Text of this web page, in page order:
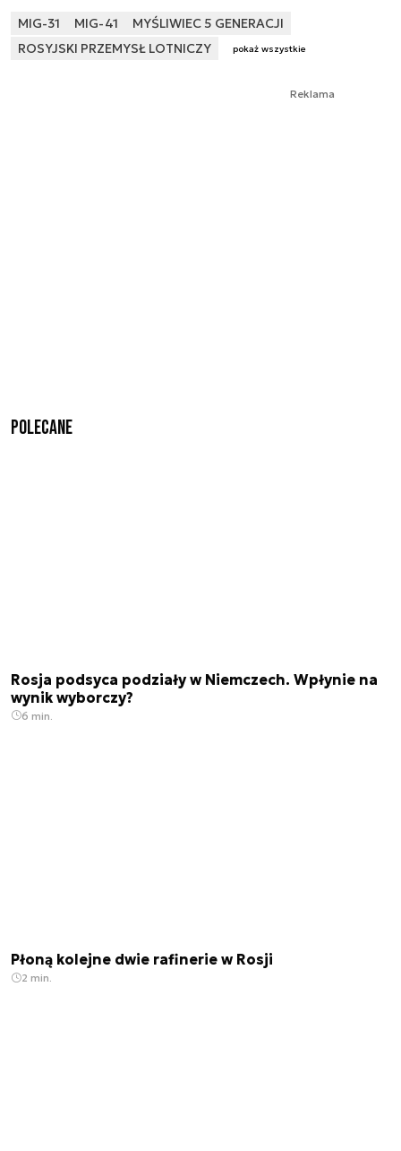
MIG-31 MIG-41
MYŚLIWIEC 5 GENERACJI
ROSYJSKI PRZEMYSŁ LOTNICZY
pokaż wszystkie
Reklama
Polecane
Rosja podsyca podziały w Niemczech. Wpłynie na
wynik wyborczy?
6 min.
Płoną kolejne dwie rafinerie w Rosji
2 min.